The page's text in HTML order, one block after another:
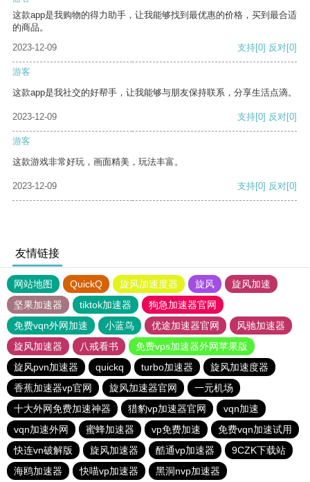
这款app是我购物的得力助手，让我能够找到最优惠的价格，买到最合适
的商品。
2023-12-09
支持[0] 反对[0]
游客
这款app是我社交的好帮手，让我能够与朋友保持联系，分享生活点滴。
2023-12-09 支持[0] 反对[0]
游客
这款游戏非常好玩，画面精美，玩法丰富。
2023-12-09 支持[0] 反对[0]
友情链接
网站地图 QuickQ 旋风加速度器 旋风
旋风加速
坚果加速器
tiktok加速器
狗急加速器官网
免费vqn外网加速
小蓝鸟 优途加速器官网
风驰加速器
旋风加速器
八戒看书
免费vps加速器外网苹果版
旋风pvn加速器
quickq turbo加速器
旋风加速度器
香蕉加速器vp官网
旋风加速器官网
一元机场
十大外网免费加速神器
猎豹vp加速器官网
vqn加速
vqn加速外网
蜜蜂加速器 vp免费加速
免费vqn加速试用
快连vn破解版
旋风加速器 酷通vp加速器
9CZK下载站
海鸥加速器
快喵vp加速器 黑洞nvp加速器